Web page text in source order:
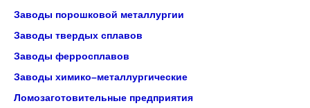
Заводы порошковой металлургии
Заводы твердых сплавов
Заводы ферросплавов
Заводы химико–металлургические
Ломозаготовительные предприятия